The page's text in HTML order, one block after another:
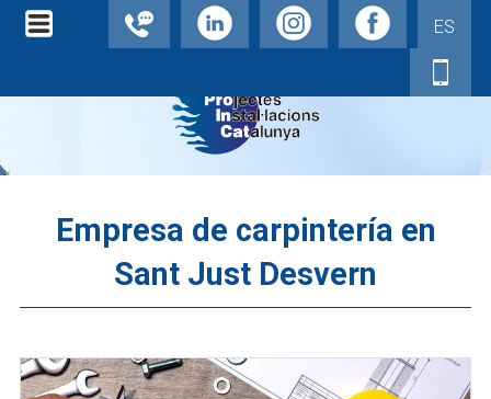
ES
Empresa de carpintería en
Sant Just Desvern